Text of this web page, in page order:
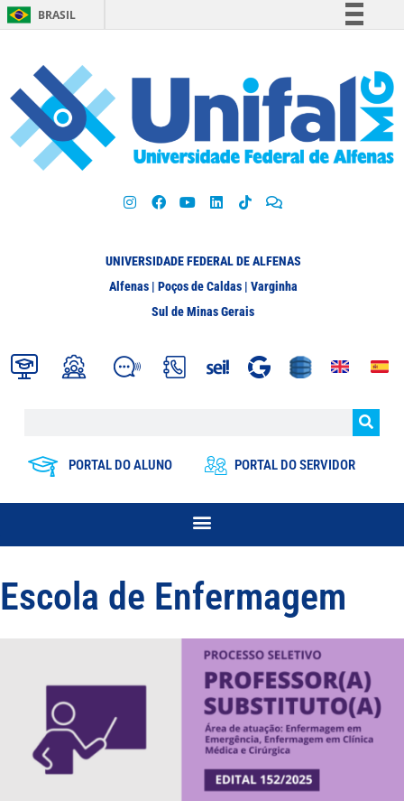
BRASIL
Participe
Acesso à informação
Legislação
UNIVERSIDADE FEDERAL DE ALFENAS
Alfenas | Poços de Caldas | Varginha
Sul de Minas Gerais
PORTAL DO ALUNO PORTAL DO SERVIDOR
Escola de Enfermagem